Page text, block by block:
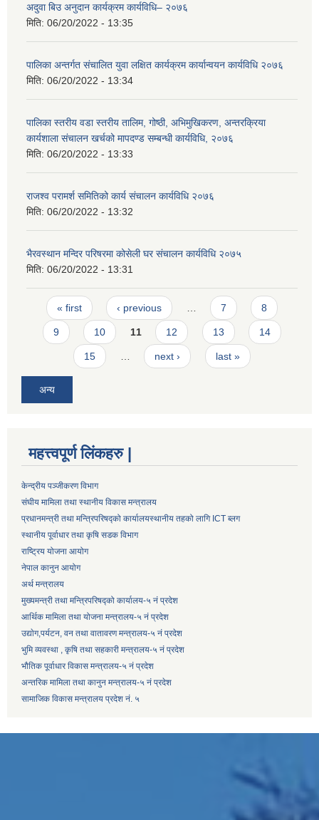
अदुवा बिउ अनुदान कार्यक्रम कार्यविधि– २०७६
मिति: 06/20/2022 - 13:35
पालिका अन्तर्गत संचालित युवा लक्षित कार्यक्रम कार्यान्वयन कार्यविधि २०७६
मिति: 06/20/2022 - 13:34
पालिका स्तरीय वडा स्तरीय तालिम, गोष्ठी, अभिमुखिकरण, अन्तरक्रिया
कार्यशाला संचालन खर्चको मापदण्ड सम्बन्धी कार्यविधि, २०७६
मिति: 06/20/2022 - 13:33
राजश्व परामर्श समितिको कार्य संचालन कार्यविधि २०७६
मिति: 06/20/2022 - 13:32
भैरवस्थान मन्दिर परिषरमा कोसेली घर संचालन कार्यविधि २०७५
मिति: 06/20/2022 - 13:31
Pages
« first ‹ previous … 7 8
9 10 11 12 13 14
15 … next › last »
अन्य
महत्त्वपूर्ण लिंकहरु |
केन्द्रीय पञ्जीकरण विभाग
संघीय मामिला तथा स्थानीय विकास मन्त्रालय
प्रधानमन्त्री तथा मन्त्रिपरिषद्को कार्यालयस्थानीय तहको लागि ICT ब्लग
स्थानीय पूर्वाधार तथा कृषि सडक विभाग
राष्ट्रिय योजना आयोग
नेपाल कानुन आयोग
अर्थ मन्त्रालय
मुख्यमन्त्री तथा मन्त्रिपरिषद्को कार्यालय-५ नं प्रदेश
आर्थिक मामिला तथा योजना मन्त्रालय-५ नं प्रदेश
उद्याेग,पर्यटन, वन तथा वातावरण मन्त्रालय-५ नं प्रदेश
भुमि व्यवस्था , कृषि तथा सहकारी मन्त्रालय-५ नं प्रदेश
भौतिक पूर्वाधार विकास मन्त्रालय-५ नं प्रदेश
अन्तरिक मामिला तथा कानुन मन्त्रालय-५ नं प्रदेश
सामाजिक विकास मन्त्रालय प्रदेश नं. ५